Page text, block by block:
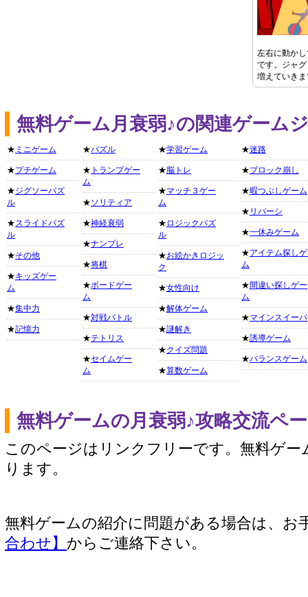
左右に動か
です。ジャ
増えていき
無料ゲーム月衰弱♪の関連ゲーム
★ ミニゲーム
★プチゲーム
★ジグソーパズ
ル
★スライドパズ
ル
★その他
★キッズゲー
ム
★集中力
★記憶力
★パズル
★ トランプゲー
ム
★ソリティア
★神経衰弱
★ナンプレ
★将棋
★ボードゲー
ム
★対戦バトル
★テトリス
★セイムゲー
ム
★学習ゲーム
★脳トレ
★マッチ３ゲー
ム
★ ロジックパズ
ル
★お絵かきロジッ
ク
★女性向け
★解体ゲーム
★謎解き
★クイズ問題
★算数ゲーム
★迷路
★ブロック崩し
★暇つぶしゲーム
★ リバーシ
★一休みゲーム
★アイテム探し
ム
★間違い探しゲー
ム
★マインスイーパ
★誘導ゲーム
★バランスゲーム
無料ゲームの月衰弱♪攻略交流ペ
このページはリンクフリーです。無料ゲー
ります。
無料ゲームの紹介に問題がある場合は、お
合わせ】 からご連絡下さい。